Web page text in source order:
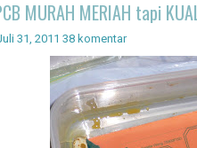
MURAH MERIAH tapi
31, 2011 38 komentar